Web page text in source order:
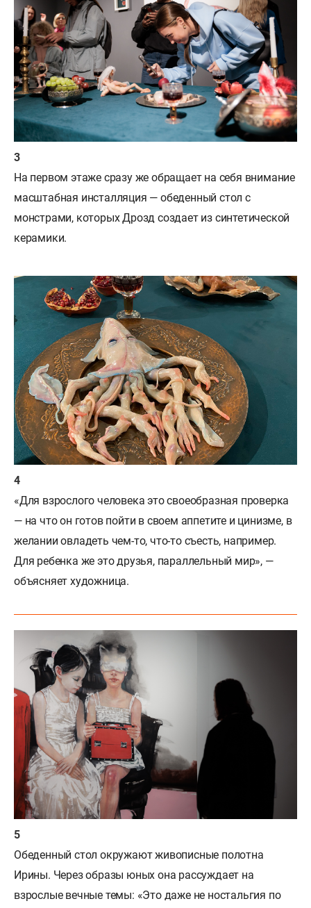
На первом этаже сразу же обращает на себя внимание
масштабная инсталляция — обеденный стол с
монстрами, которых Дрозд создает из синтетической
керамики.
«Для взрослого человека это своеобразная проверка
— на что он готов пойти в своем аппетите и цинизме, в
желании овладеть чем-то, что-то съесть, например.
Для ребенка же это друзья, параллельный мир», —
объясняет художница.
Обеденный стол окружают живописные полотна
Ирины. Через образы юных она рассуждает на
взрослые вечные темы: «Это даже не ностальгия по